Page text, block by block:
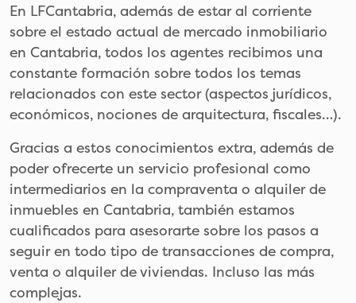
En LFCantabria, además de estar al corriente
sobre el estado actual de mercado inmobiliario
en Cantabria, todos los agentes recibimos una
constante formación sobre todos los temas
relacionados con este sector (aspectos jurídicos,
económicos, nociones de arquitectura, fiscales…).
Gracias a estos conocimientos extra, además de
poder ofrecerte un servicio profesional como
intermediarios en la compraventa o alquiler de
inmuebles en Cantabria, también estamos
cualificados para asesorarte sobre los pasos a
seguir en todo tipo de transacciones de compra,
venta o alquiler de viviendas. Incluso las más
complejas.